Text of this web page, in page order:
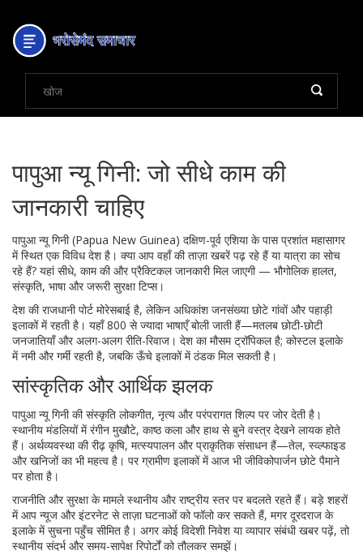
पापुआ न्यू गिनी: जो सीधे काम की
जानकारी चाहिए
पापुआ न्यू गिनी (Papua New Guinea) दक्षिण-पूर्व एशिया के पास प्रशांत महासागर
में स्थित एक विविध देश है। क्या आप वहाँ की ताज़ा खबरें पढ़ रहे हैं या यात्रा का सोच
रहे हैं? यहां सीधे, काम की और प्रैक्टिकल जानकारी मिल जाएगी — भौगोलिक हालत,
संस्कृति, भाषा और जरूरी सुरक्षा टिप्स।
देश की राजधानी पोर्ट मोरेसबाई है, लेकिन अधिकांश जनसंख्या छोटे गांवों और पहाड़ी
इलाकों में रहती है। यहाँ 800 से ज्यादा भाषाएँ बोली जाती हैं—मतलब छोटी-छोटी
जनजातियाँ और अलग-अलग रीति-रिवाज। देश का मौसम ट्रॉपिकल है; कोस्टल इलाके
में नमी और गर्मी रहती है, जबकि ऊँचे इलाकों में ठंडक मिल सकती है।
सांस्कृतिक और आर्थिक झलक
पापुआ न्यू गिनी की संस्कृति लोकगीत, नृत्य और परंपरागत शिल्प पर जोर देती है।
स्थानीय मंडलियों में रंगीन मुखौटे, काष्ठ कला और हाथ से बुने वस्त्र देखने लायक होते
हैं। अर्थव्यवस्था की रीढ़ कृषि, मत्स्यपालन और प्राकृतिक संसाधन हैं—तेल, स्व्ल्फाइड
और खनिजों का भी महत्व है। पर ग्रामीण इलाकों में आज भी जीविकोपार्जन छोटे पैमाने
पर होता है।
राजनीति और सुरक्षा के मामले स्थानीय और राष्ट्रीय स्तर पर बदलते रहते हैं। बड़े शहरों
में आप न्यूज और इंटरनेट से ताज़ा घटनाओं को फॉलो कर सकते हैं, मगर दूरदराज के
इलाके में सुचना पहुँच सीमित है। अगर कोई विदेशी निवेश या व्यापार संबंधी खबर पढ़ें, तो
स्थानीय संदर्भ और समय-सापेक्ष रिपोर्टों को तौलकर समझें।